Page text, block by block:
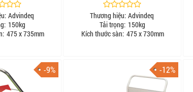
Advindeq
150kg
475 x 735mm
Thương hiệu: Advindeq
Tải trọng: 150kg
Kích thước sàn: 475 x 730mm
-9% -12%